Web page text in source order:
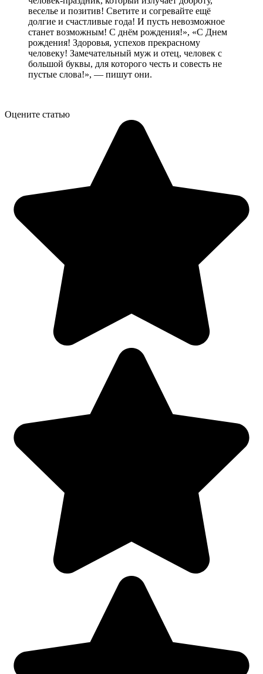
веселье и позитив! Светите и согревайте ещё
долгие и счастливые года! И пусть невозможное
станет возможным! С днём рождения!», «С Днем
рождения! Здоровья, успехов прекрасному
человеку! Замечательный муж и отец, человек с
большой буквы, для которого честь и совесть не
пустые слова!», — пишут они.
Оцените статью